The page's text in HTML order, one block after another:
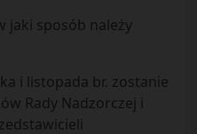
jaki sposób należy
i listopada br. zostanie
Rady Nadzorczej i